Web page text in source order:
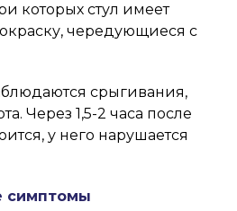
которых стул имеет
чередующиеся с
срыгивания,
Через 1,5-2 часа после
у него нарушается
симптомы